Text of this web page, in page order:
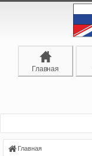
Главная
Главная